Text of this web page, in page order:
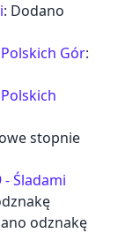
: Dodano
Gór:
stopnie
- Śladami
odznakę